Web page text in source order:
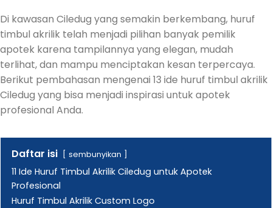
Di kawasan Ciledug yang semakin berkembang, huruf
timbul akrilik telah menjadi pilihan banyak pemilik
apotek karena tampilannya yang elegan, mudah
terlihat, dan mampu menciptakan kesan terpercaya.
Berikut pembahasan mengenai 13 ide huruf timbul akrilik
Ciledug yang bisa menjadi inspirasi untuk apotek
profesional Anda.
Daftar isi sembunyikan
11 Ide Huruf Timbul Akrilik Ciledug untuk Apotek
Profesional
Huruf Timbul Akrilik Custom Logo